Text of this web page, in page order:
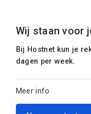
Wij staan voor
Bij Hostnet kun je
dagen per week.
Meer info